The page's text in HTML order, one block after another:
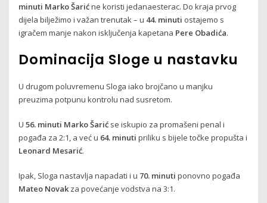
minuti Marko Šarićne koristi jedanaesterac. Do kraja prvog
dijela bilježimo i važan trenutak – u 44. minuti ostajemo s
igračem manje nakon isključenja kapetana Pere Obadića.
Dominacija Sloge u nastavku
U drugom poluvremenu Sloga iako brojčano u manjku
preuzima potpunu kontrolu nad susretom.
U56. minuti Marko Šarić se iskupio za promašeni penal i
pogađa za 2:1, a već u 64. minuti priliku s bijele točke propušta i
Leonard Mesarić.
Ipak, Sloga nastavlja napadati i u 70. minuti ponovno pogađa
Mateo Novak za povećanje vodstva na 3:1.